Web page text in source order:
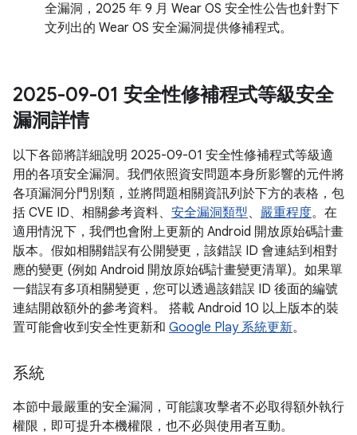
全漏洞，2025 年 9 月 Wear OS 安全性公告也針對下
文列出的 Wear OS 安全漏洞提供修補程式。
2025-09-01 安全性修補程式等級安全
漏洞詳情
以下各節將詳細說明 2025-09-01 安全性修補程式等級適
用的各項安全漏洞。我們依照資安問題本身所影響的元件將
各項漏洞分門別類，並將問題相關資訊列於下方的表格，包
括 CVE ID、相關參考資料、 安全漏洞類型、 嚴重程度。在
適用情況下，我們也會附上更新的 Android 開放原始碼計畫
版本。假如相關錯誤有公開變更，該錯誤 ID 會連結到相對
應的變更 (例如 Android 開放原始碼計畫變更清單)。如果單
一錯誤有多項相關變更，您可以透過該錯誤 ID 後面的編號
連結開啟額外的參考資料。 搭載 Android 10 以上版本的裝
置可能會收到安全性更新和 Google Play 系統更新。
系統
本節中最嚴重的安全漏洞，可能讓攻擊者不必取得額外執行
權限，即可提升本機權限，也不必與使用者互動。